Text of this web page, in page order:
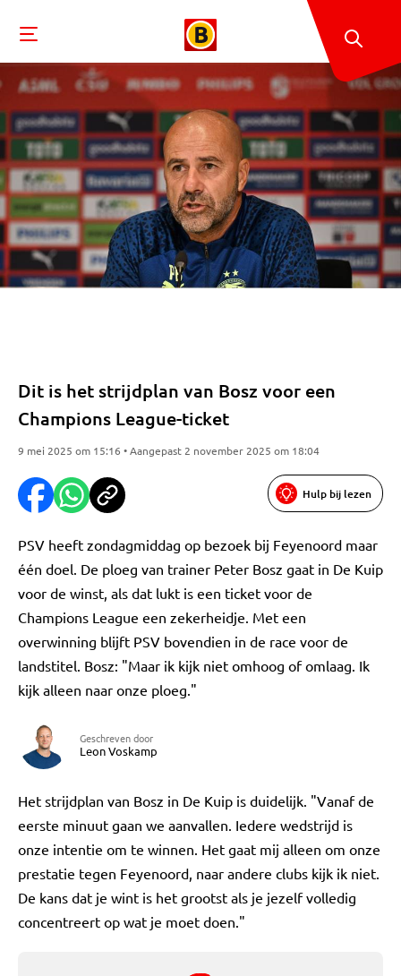
Dit is het strijdplan van Bosz voor een
Champions League-ticket
9 mei 2025 om 15:16 • Aangepast 2 november 2025 om 18:04
Hulp bij lezen
PSV heeft zondagmiddag op bezoek bij Feyenoord maar
één doel. De ploeg van trainer Peter Bosz gaat in De Kuip
voor de winst, als dat lukt is een ticket voor de
Champions League een zekerheidje. Met een
overwinning blijft PSV bovendien in de race voor de
landstitel. Bosz: "Maar ik kijk niet omhoog of omlaag. Ik
kijk alleen naar onze ploeg."
Geschreven door
Leon Voskamp
Het strijdplan van Bosz in De Kuip is duidelijk. "Vanaf de
eerste minuut gaan we aanvallen. Iedere wedstrijd is
onze intentie om te winnen. Het gaat mij alleen om onze
prestatie tegen Feyenoord, naar andere clubs kijk ik niet.
De kans dat je wint is het grootst als je jezelf volledig
concentreert op wat je moet doen."